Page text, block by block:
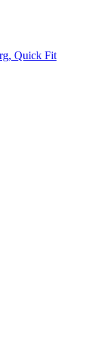
Quick Fit